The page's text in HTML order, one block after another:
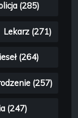
(285)
Lekarz (271)
(264)
(257)
(247)